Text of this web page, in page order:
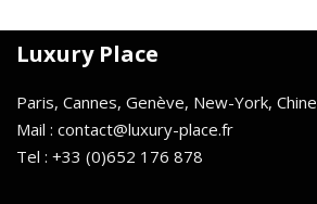
Luxury Place
Paris, Cannes, Genève, New-York, Chine
Mail : contact@luxury-place.fr
Tel : +33 (0)652 176 878